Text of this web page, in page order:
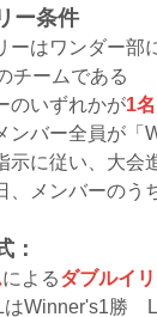
ー条件
はワンダー部
チームである
のいずれかが1名
バー全員が「
に従い、大会
メンバーのう
：
によるダブルイ
Winner's1勝